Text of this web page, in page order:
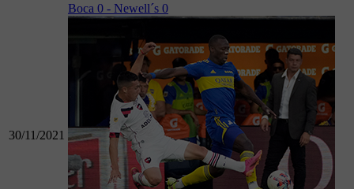
30/11/2021
Boca 0 - Newell´s 0